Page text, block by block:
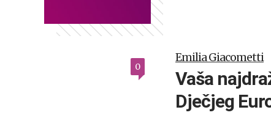
0
Emilia Giacometti
Vaša
Dječjeg